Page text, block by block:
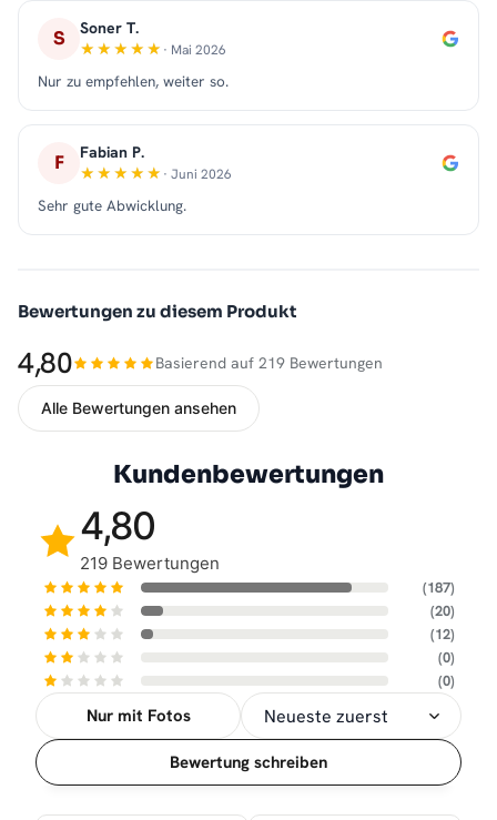
S Soner T.
· Mai 2026
Nur zu empfehlen, weiter so.
F Fabian P.
· Juni 2026
Sehr gute Abwicklung.
Bewertungen zu diesem Produkt
4,80 Basierend auf 219 Bewertungen
Alle Bewertungen ansehen
Kundenbewertungen
4,80
219 Bewertungen
(187)
(20)
(12)
(0)
(0)
Nur mit Fotos
Sortierung
Bewertung schreiben